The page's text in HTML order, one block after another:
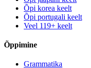
Õpi korea keelt
Õpi portugali keelt
Veel 119+ keelt
Õppimine
Grammatika